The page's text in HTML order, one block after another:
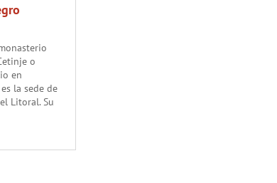
o
en
la sede de
Litoral. Su